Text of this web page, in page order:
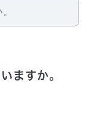
ますか。